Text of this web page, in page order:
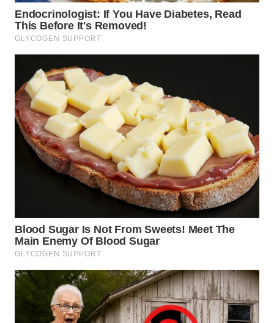
WN
DANAU
WN
NIAS
WN
LANGKAT
WN
TANJUNG
LESUNG
WN
KARO